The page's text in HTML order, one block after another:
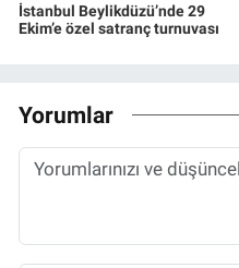
İstanbul Beylikdüzü’nde 29
Ekim’e özel satranç turnuvası
Yorumlar